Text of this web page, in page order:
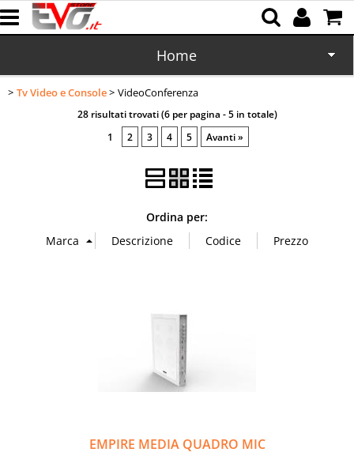
Home
CD/DVD
Memorie
Batterie
Cartucce
Office
Informatica
Elettrodomestici
Tv Video e Console VideoConferenza
28 risultati trovati (6 per pagina - 5 in totale)
1
2 3 4 5 Avanti »
Ordina per:
EMPIRE MEDIA QUADRO MIC